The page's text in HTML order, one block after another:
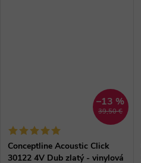
39,50 €
–13 %
Conceptline Acoustic Click
30122 4V Dub zlatý - vinylová